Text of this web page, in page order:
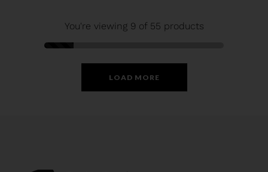
You're viewing 9 of 55 products
LOAD MORE